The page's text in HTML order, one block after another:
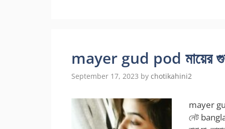
mayer gud pod মায়ের গুদ
September 17, 2023 by chotikahini2
mayer gud
নেট